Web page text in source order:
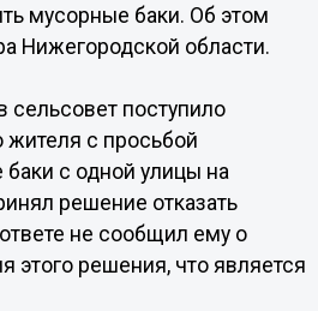
мусорные баки. Об этом
Нижегородской области.
сельсовет поступило
с просьбой
с одной улицы на
решение отказать
не сообщил ему о
этого решения, что является